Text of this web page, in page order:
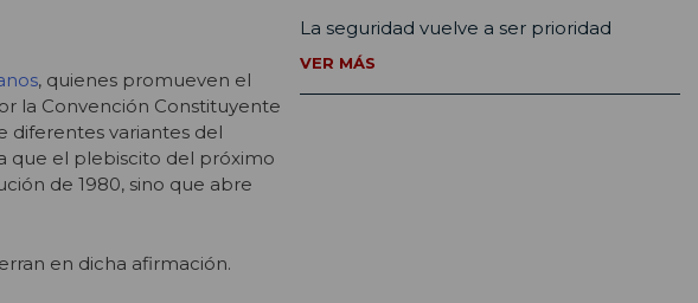
, quienes promueven el
la Convención Constituyente
diferentes variantes del
que el plebiscito del próximo
de 1980, sino que abre
en dicha afirmación.
La seguridad vuelve a ser prioridad
VER MÁS